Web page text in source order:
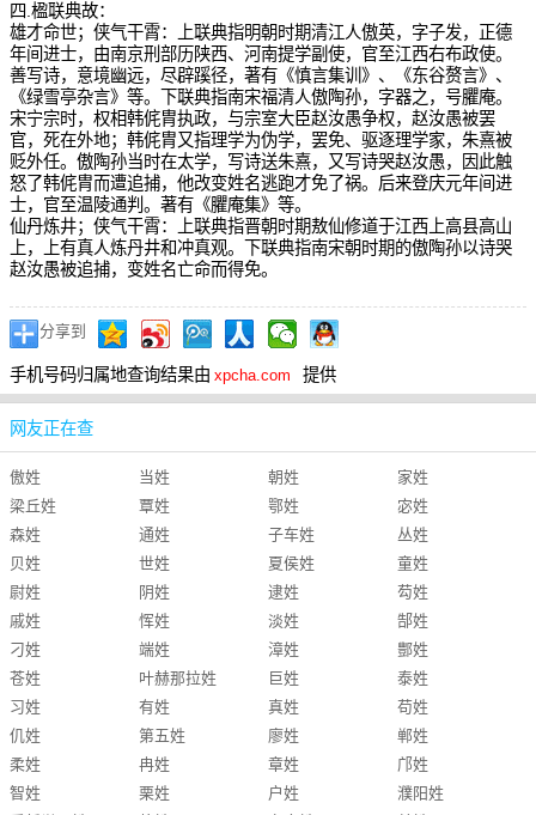
四.楹联典故：
雄才命世；侠气干霄：上联典指明朝时期清江人傲英，字子发，正德
年间进士，由南京刑部历陕西、河南提学副使，官至江西右布政使。
善写诗，意境幽远，尽辟蹊径，著有《慎言集训》、《东谷赘言》、
《绿雪亭杂言》等。下联典指南宋福清人傲陶孙，字器之，号臞庵。
宋宁宗时，权相韩侂胄执政，与宗室大臣赵汝愚争权，赵汝愚被罢
官，死在外地；韩侂胄又指理学为伪学，罢免、驱逐理学家，朱熹被
贬外任。傲陶孙当时在太学，写诗送朱熹，又写诗哭赵汝愚，因此触
怒了韩侂胄而遭追捕，他改变姓名逃跑才免了祸。后来登庆元年间进
士，官至温陵通判。著有《臞庵集》等。
仙丹炼井；侠气干霄：上联典指晋朝时期敖仙修道于江西上高县高山
上，上有真人炼丹井和冲真观。下联典指南宋朝时期的傲陶孙以诗哭
赵汝愚被追捕，变姓名亡命而得免。
分享到
手机号码归属地查询结果由 xpcha.com 提供
网友正在查
傲姓 当姓 朝姓
家姓
梁丘姓
覃姓 鄂姓
宓姓
森姓
通姓 子车姓
丛姓
贝姓
世姓 夏侯姓
童姓
尉姓
阴姓 逮姓
芶姓
戚姓
恽姓 淡姓
郜姓
刁姓
端姓 漳姓
酆姓
苍姓
叶赫那拉姓 巨姓
泰姓
习姓
有姓 真姓
苟姓
仉姓
第五姓 廖姓
郸姓
柔姓
冉姓 章姓
邝姓
智姓
栗姓 户姓
濮阳姓